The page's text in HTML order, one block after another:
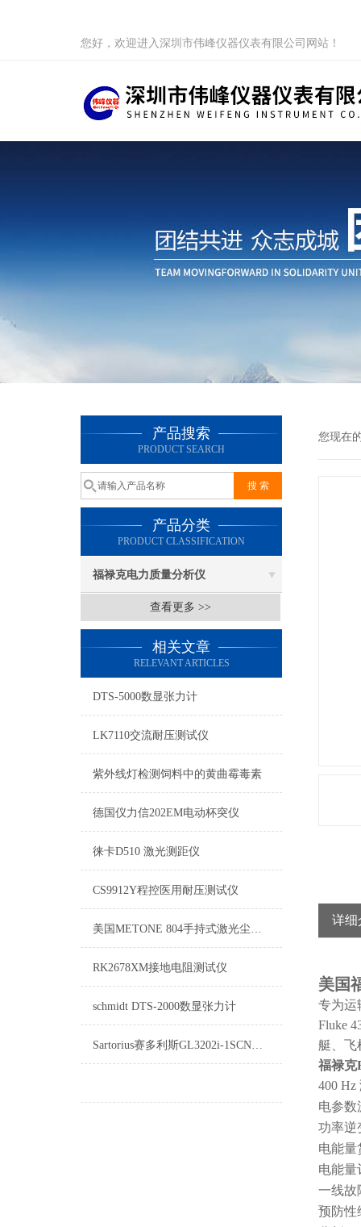
您好，欢迎进入深圳市伟峰仪器仪表有限公司网站！
产品搜索
PRODUCT SEARCH
产品分类
PRODUCT CLASSIFICATION
福禄克电力质量分析仪
查看更多 >>
相关文章
RELEVANT ARTICLES
DTS-5000数显张力计
LK7110交流耐压测试仪
紫外线灯检测饲料中的黄曲霉毒素
德国仪力信202EM电动杯突仪​
徕卡D510 激光测距仪
CS9912Y程控医用耐压测试仪
美国METONE 804手持式激光尘埃粒子计数器
RK2678XM接地电阻测试仪
schmidt DTS-2000数显张力计
Sartorius赛多利斯GL3202i-1SCN电子天平
您现在
详细
美国
专为运
Fluke
艇、飞
福禄克
400
电参数
功率逆
电能量
电能量
一线故
预防性